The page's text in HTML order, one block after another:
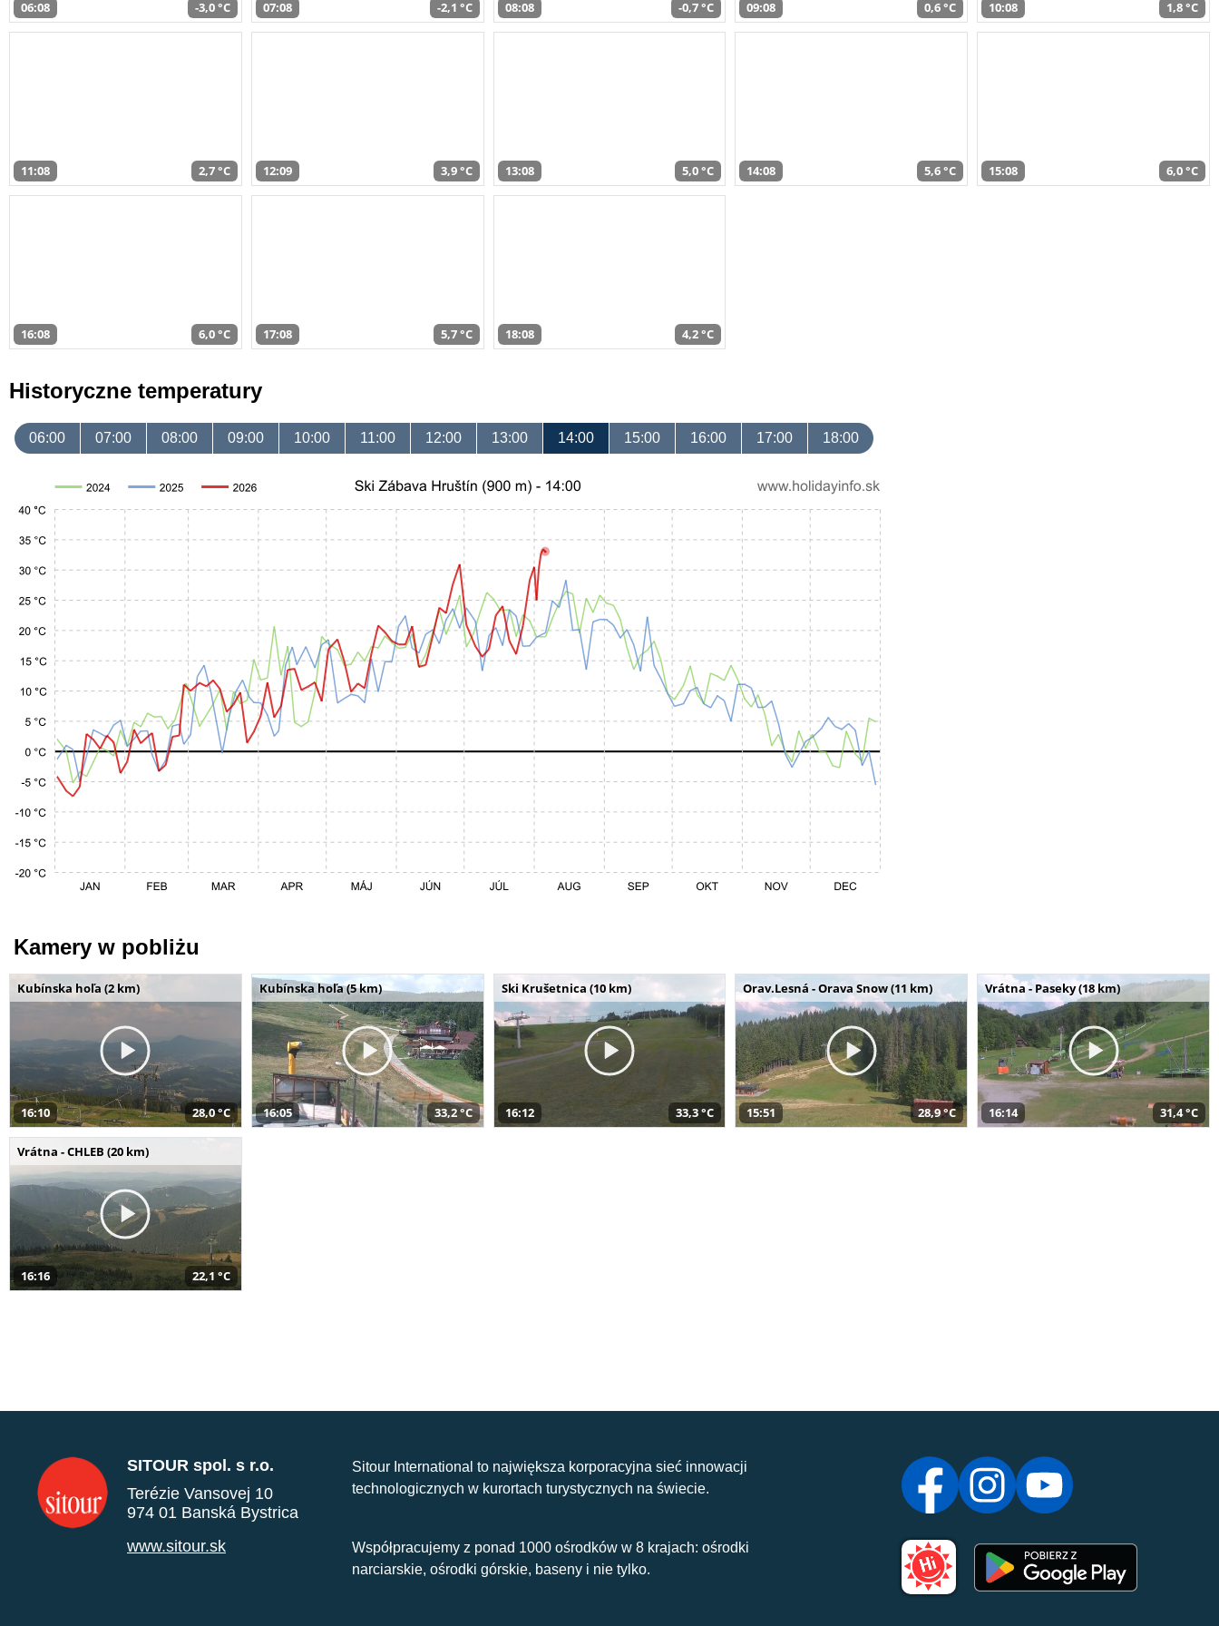
06:08 -3,0 °C 07:08 -2,1 °C 08:08 -0,7 °C 09:08 0,6 °C 10:08 1,8 °C
11:08 2,7 °C 12:09 3,9 °C 13:08 5,0 °C 14:08 5,6 °C 15:08 6,0 °C
16:08 6,0 °C 17:08 5,7 °C 18:08 4,2 °C
Historyczne temperatury
06:00 07:00 08:00 09:00 10:00 11:00 12:00 13:00 14:00 15:00 16:00 17:00 18:00
Kamery w pobliżu
Kubínska hoľa (2 km)
16:10 28,0 °C
Kubínska hoľa (5 km)
16:05 33,2 °C
Ski Krušetnica (10 km)
16:12 33,3 °C
Orav.Lesná - Orava Snow (11 km)
15:51 28,9 °C
Vrátna - Paseky (18 km)
16:14 31,4 °C
Vrátna - CHLEB (20 km)
16:16 22,1 °C
SITOUR spol. s r.o.
Terézie Vansovej 10
974 01 Banská Bystrica
www.sitour.sk
Sitour International to największa korporacyjna sieć innowacji
technologicznych w kurortach turystycznych na świecie.
Współpracujemy z ponad 1000 ośrodków w 8 krajach: ośrodki
narciarskie, ośrodki górskie, baseny i nie tylko.